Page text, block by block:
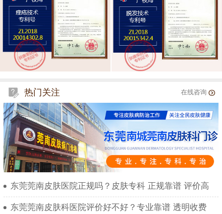
热门关注 在线咨询
东莞莞南皮肤医院正规吗？皮肤专科 正规靠谱 评价高
东莞莞南皮肤科医院评价好不好？专业靠谱 透明收费